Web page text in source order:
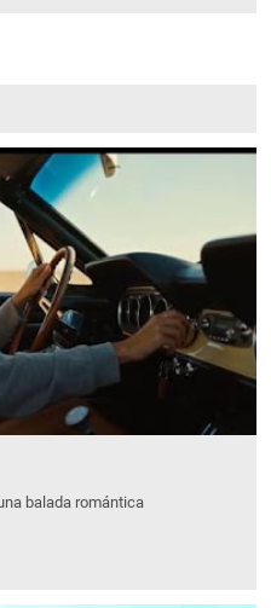
balada romántica